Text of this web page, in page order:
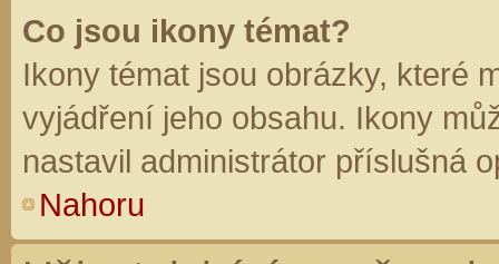
Co jsou ikony témat?
Ikony témat jsou obrázky, které
vyjádření jeho obsahu. Ikony
nastavil administrátor příslušná
Nahoru